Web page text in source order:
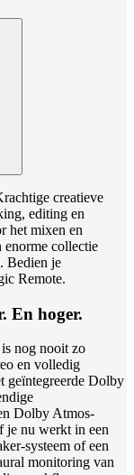
creatieve
editing en
het mixen en
enorme collectie
Bedien je
Remote.
En hoger.
nog nooit zo
en volledig
geïntegreerde Dolby
Dolby Atmos-
je nu werkt in een
systeem of een
monitoring van